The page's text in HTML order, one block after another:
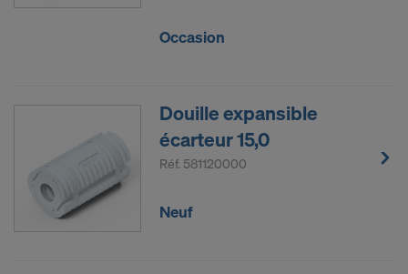
Occasion
Douille expansible
écarteur 15,0
Réf. 581120000
Neuf